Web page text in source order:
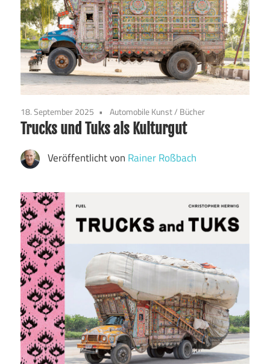
18. September 2025 Automobile Kunst/ Bücher
Trucks und Tuks als Kulturgut
Veröffentlicht von Rainer Roßbach